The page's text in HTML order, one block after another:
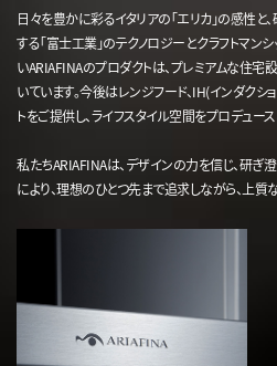
日々を豊かに彩るイタリアの｢エリカ｣の感性
する｢富士工業｣のテクノロジーとクラフトマン
いARIAFINAのプロダクトは、プレミアムな住
いています。今後はレンジフード、IH(インダク
トをご提供し、ライフスタイル空間をプロデュース
私たちARIAFINAは、デザインの力を信じ、研
により、理想のひとつ先まで追求しながら、上質